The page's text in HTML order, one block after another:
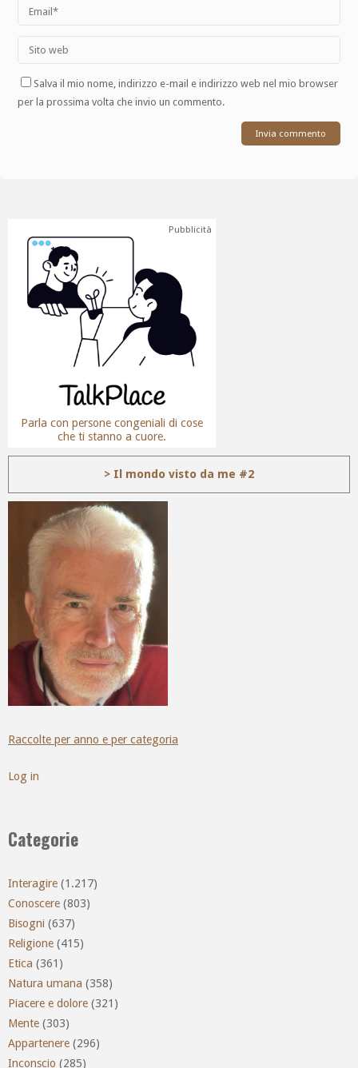
Salva il mio nome, indirizzo e-mail e indirizzo web nel mio browser
per la prossima volta che invio un commento.
Pubblicità
Parla con persone congeniali di cose
che ti stanno a cuore.
> Il mondo visto da me #2
Raccolte per anno e per categoria
Log in
Categorie
Interagire (1.217)
Conoscere (803)
Bisogni (637)
Religione (415)
Etica (361)
Natura umana (358)
Piacere e dolore (321)
Mente (303)
Appartenere (296)
Inconscio (285)